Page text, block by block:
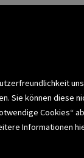
Sie können diese
Cookies“
Informationen